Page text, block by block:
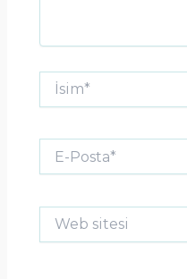
İsim*
Posta*
Web
sitesi